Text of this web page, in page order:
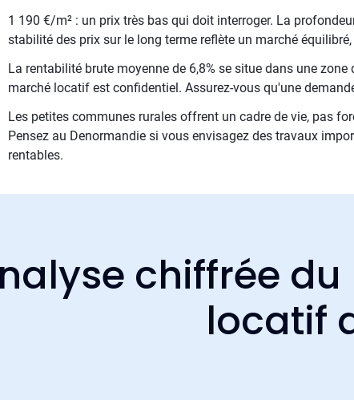
1 190 €/m² : un prix très bas qui doit interroger. La
stabilité des prix sur le long terme reflète un marché
La rentabilité brute moyenne de 6,8% se situe dans une
marché locatif est confidentiel. Assurez-vous qu'une
Les petites communes rurales offrent un cadre de vie, pas
Pensez au Denormandie si vous envisagez des travaux
rentables.
chiffrée
locatif